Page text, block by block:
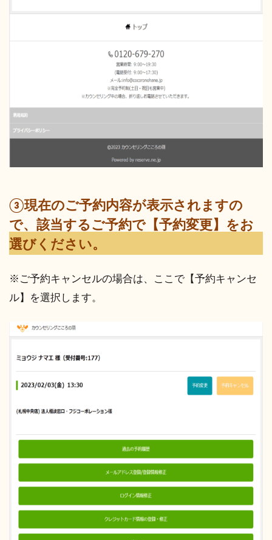
③現在のご予約内容が表示されますの
で、該当するご予約で【予約変更】をお
選びください。
※ご予約キャンセルの場合は、ここで【予約キャンセ
ル】を選択します。